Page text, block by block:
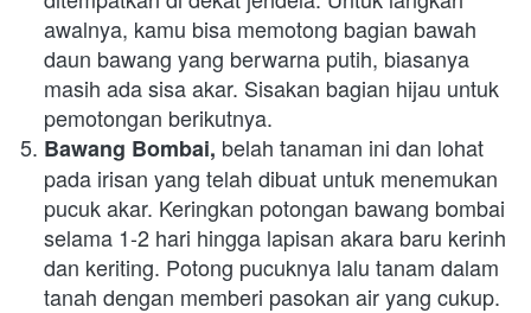
awalnya, kamu bisa memotong bagian bawah
daun bawang yang berwarna putih, biasanya
masih ada sisa akar. Sisakan bagian hijau untuk
pemotongan berikutnya.
Bawang Bombai, belah tanaman ini dan lohat
pada irisan yang telah dibuat untuk menemukan
pucuk akar. Keringkan potongan bawang bombai
selama 1-2 hari hingga lapisan akara baru kerinh
dan keriting. Potong pucuknya lalu tanam dalam
tanah dengan memberi pasokan air yang cukup.